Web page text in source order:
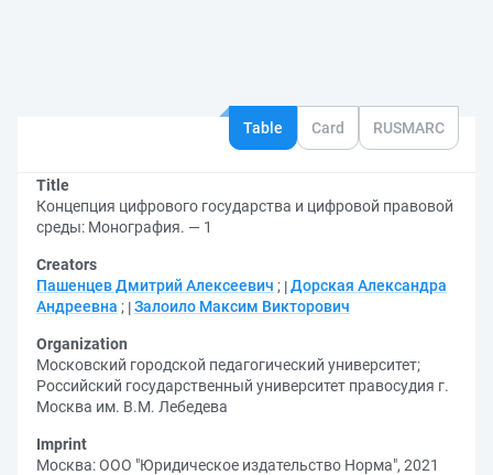
Table Card RUSMARC
Title
Концепция цифрового государства и цифровой правовой
среды: Монография. — 1
Creators
Пашенцев Дмитрий Алексеевич ; Дорская Александра
Андреевна ; Залоило Максим Викторович
Organization
Московский городской педагогический университет;
Российский государственный университет правосудия г.
Москва им. В.М. Лебедева
Imprint
Москва: ООО "Юридическое издательство Норма", 2021